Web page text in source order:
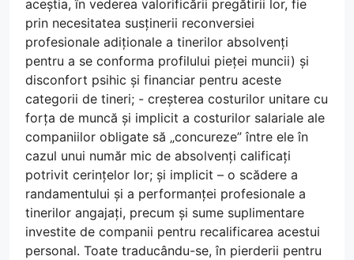
aceștia, în vederea valorificării pregătirii lor, fie
prin necesitatea susținerii reconversiei
profesionale adiționale a tinerilor absolvenți
pentru a se conforma profilului pieței muncii) și
disconfort psihic și financiar pentru aceste
categorii de tineri; - creșterea costurilor unitare cu
forța de muncă și implicit a costurilor salariale ale
companiilor obligate să „concureze” între ele în
cazul unui număr mic de absolvenți calificați
potrivit cerințelor lor; și implicit – o scădere a
randamentului și a performanței profesionale a
tinerilor angajați, precum și sume suplimentare
investite de companii pentru recalificarea acestui
personal. Toate traducându-se, în pierderii pentru